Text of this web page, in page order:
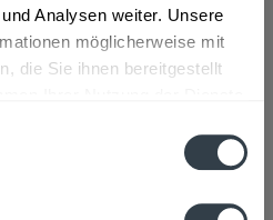
Analysen weiter. Unsere
möglicherweise mit
die Sie ihnen bereitgestellt